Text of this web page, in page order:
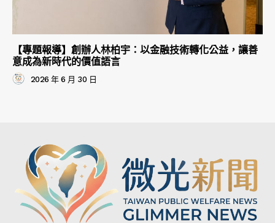
【專題報導】創辦人林柏宇：以金融技術轉化公益，讓善
意成為新時代的價值語言
2026 年 6 月 30 日